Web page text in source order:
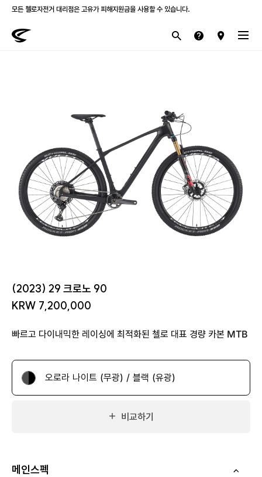
모든 첼로자전거 대리점은 고유가 피해지원금을 사용할 수 있습니다.
첼로 전 제품 삼성카드 / KB국민카드 12개월 무이자 할부 행사를 진행하고 있습니다.
(2023) 29 크로노 90
KRW 7,200,000
빠르고 다이내믹한 레이싱에 최적화된 첼로 대표 경량 카본 MTB
오로라 나이트 (무광) / 블랙 (유광)
비교하기
메인스펙